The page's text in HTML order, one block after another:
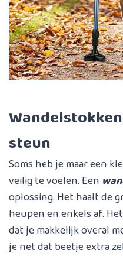
steun
Soms heb je maar een
veilig te voelen. Een
oplossing. Het haalt de
heupen en enkels af.
dat je makkelijk overal
je net dat beetje extra